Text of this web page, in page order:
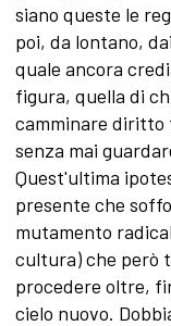
siano queste le
poi, da lontano,
quale ancora
figura, quella di
camminare diritto
senza mai
Quest'ultima
presente che
mutamento
cultura) che però
procedere oltre,
cielo nuovo.